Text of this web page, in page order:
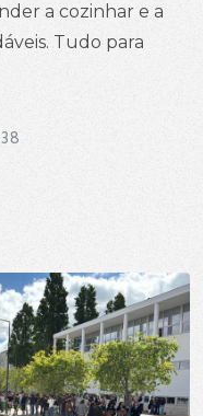
a cozinhar e a
Tudo para